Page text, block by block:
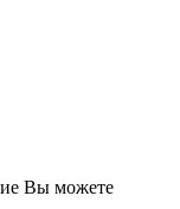
Вы можете